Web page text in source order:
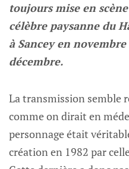
toujours mise en
célèbre paysanne du
à Sancey en
décembre.
La transmission semble
comme on dirait en
personnage était
création en 1982 par